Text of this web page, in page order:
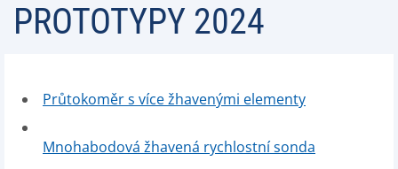
PROTOTYPY 2024
Průtokoměr s více žhavenými elementy
Mnohabodová žhavená rychlostní sonda